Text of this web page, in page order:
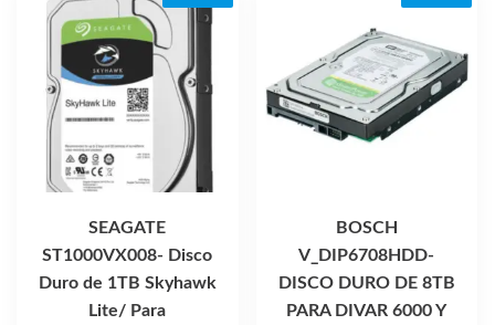
SEAGATE
ST1000VX008- Disco
Duro de 1TB Skyhawk
Lite/ Para
BOSCH
V_DIP6708HDD-
DISCO DURO DE 8TB
PARA DIVAR 6000 Y